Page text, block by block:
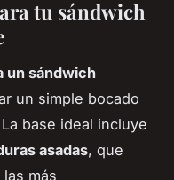
tu sándwich
un sándwich
un simple bocado
base ideal incluye
asadas, que
más